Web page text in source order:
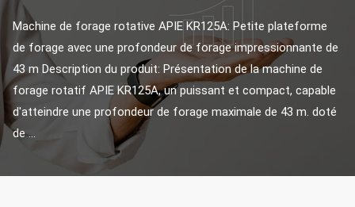
Machine de forage rotative APIE KR125A: Petite plateforme
de forage avec une profondeur de forage impressionnante de
43 m Description du produit: Présentation de la machine de
forage rotatif APIE KR125A, un puissant et compact, capable
d'atteindre une profondeur de forage maximale de 43 m. doté
de ...